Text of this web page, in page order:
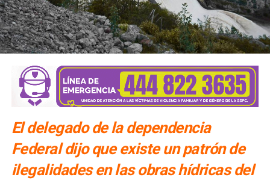
El delegado de la dependencia
Federal dijo que existe un patrón de
ilegalidades en las obras hídricas del